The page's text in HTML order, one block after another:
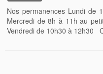
Nos permanences Lundi de
Mercredi de 8h à 11h au
Vendredi de 10h30 à 12h30